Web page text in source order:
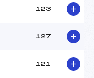
123
127
121